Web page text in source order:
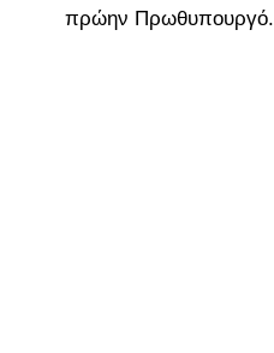
πρώην Πρωθυπουργό.